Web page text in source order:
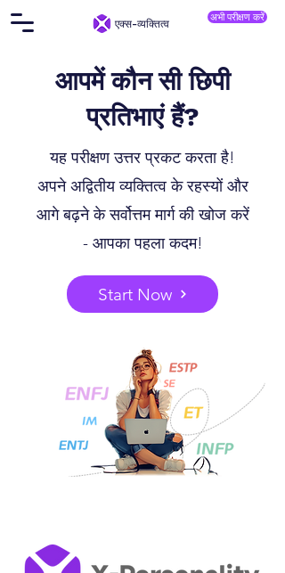
एक्स-व्यक्तित्व
अभी परीक्षण करें
आपमें कौन सी छिपी
प्रतिभाएं हैं?
यह परीक्षण उत्तर प्रकट करता है!
अपने अद्वितीयव्यक्तित्व केरहस्यों और
आगे बढ़ने के सर्वोत्तम मार्ग की खोज करें
- आपका पहला कदम!
Start Now